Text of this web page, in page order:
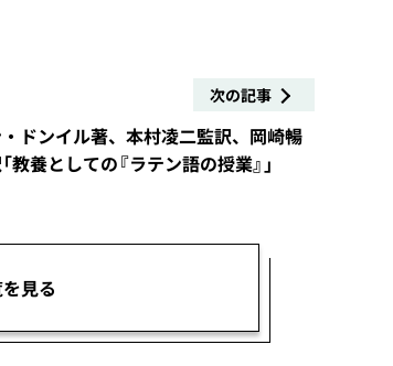
次の記事
ドンイル著、本村凌二監訳、岡崎暢
教養としての『ラテン語の授業』」
見る